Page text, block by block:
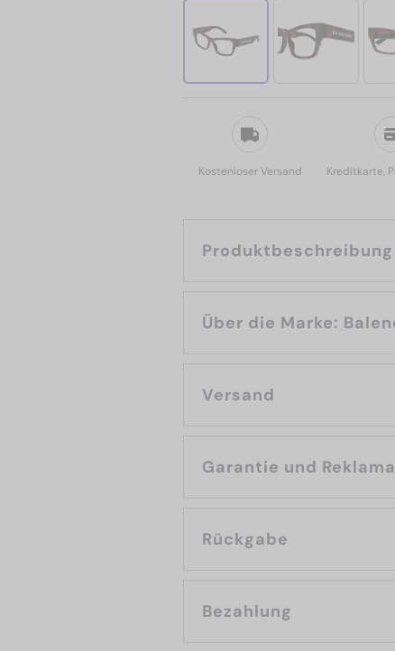
Kostenloser Versand Kreditkarte,
Produktbeschreibung
Über die
Versand
Garantie und
Rückgabe
Bezahlung